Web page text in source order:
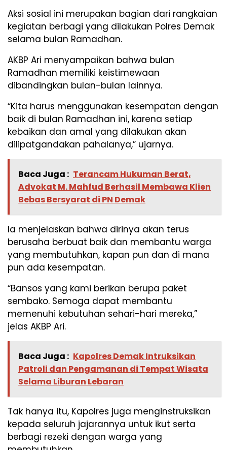
Aksi sosial ini merupakan bagian dari rangkaian
kegiatan berbagi yang dilakukan Polres Demak
selama bulan Ramadhan.
AKBP Ari menyampaikan bahwa bulan
Ramadhan memiliki keistimewaan
dibandingkan bulan-bulan lainnya.
“Kita harus menggunakan kesempatan dengan
baik di bulan Ramadhan ini, karena setiap
kebaikan dan amal yang dilakukan akan
dilipatgandakan pahalanya,” ujarnya.
Baca Juga : Terancam Hukuman Berat,
Advokat M. Mahfud Berhasil Membawa Klien
Bebas Bersyarat di PN Demak
Ia menjelaskan bahwa dirinya akan terus
berusaha berbuat baik dan membantu warga
yang membutuhkan, kapan pun dan di mana
pun ada kesempatan.
“Bansos yang kami berikan berupa paket
sembako. Semoga dapat membantu
memenuhi kebutuhan sehari-hari mereka,”
jelas AKBP Ari.
Baca Juga : Kapolres Demak Intruksikan
Patroli dan Pengamanan di Tempat Wisata
Selama Liburan Lebaran
Tak hanya itu, Kapolres juga menginstruksikan
kepada seluruh jajarannya untuk ikut serta
berbagi rezeki dengan warga yang